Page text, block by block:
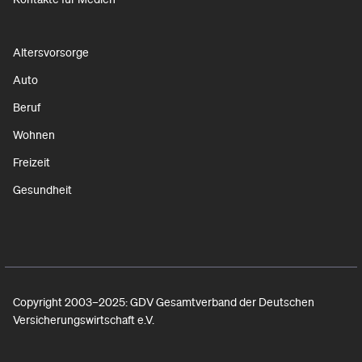
Altersvorsorge
Auto
Beruf
Wohnen
Freizeit
Gesundheit
Copyright 2003–2025: GDV Gesamtverband der Deutschen
Versicherungswirtschaft e.V.